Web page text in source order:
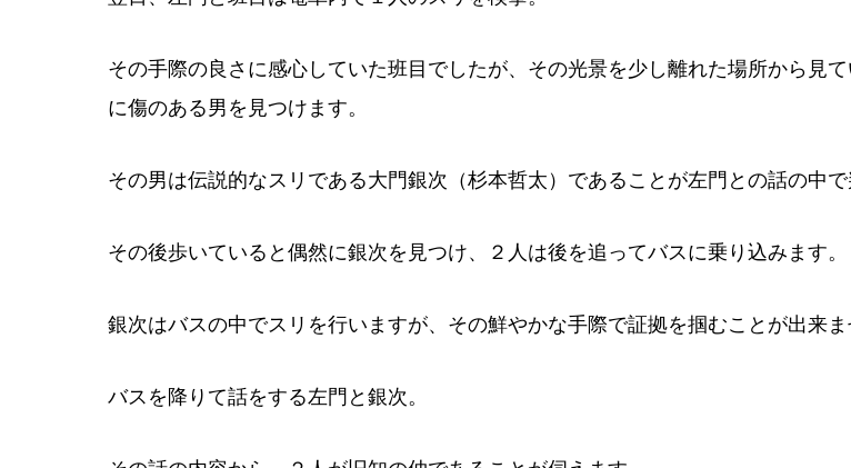
その手際の良さに感心していた班目でしたが、その光景を少し離れた場所から見
に傷のある男を見つけます。
その男は伝説的なスリである大門銀次（杉本哲太）であることが左門との話の中で
その後歩いていると偶然に銀次を見つけ、２人は後を追ってバスに乗り込みます。
銀次はバスの中でスリを行いますが、その鮮やかな手際で証拠を掴むことが出来ま
バスを降りて話をする左門と銀次。